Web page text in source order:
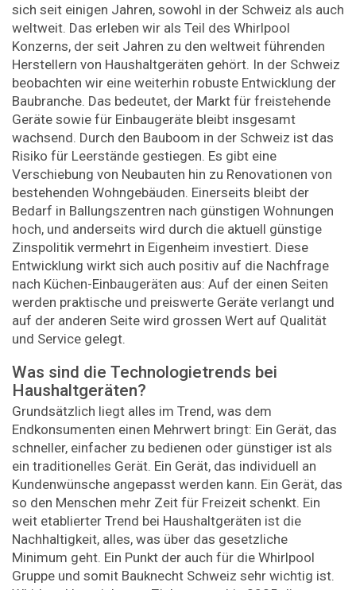
sich seit einigen Jahren, sowohl in der Schweiz als auch
weltweit. Das erleben wir als Teil des Whirlpool
Konzerns, der seit Jahren zu den weltweit führenden
Herstellern von Haushaltgeräten gehört. In der Schweiz
beobachten wir eine weiterhin robuste Entwicklung der
Baubranche. Das bedeutet, der Markt für freistehende
Geräte sowie für Einbaugeräte bleibt insgesamt
wachsend. Durch den Bauboom in der Schweiz ist das
Risiko für Leerstände gestiegen. Es gibt eine
Verschiebung von Neubauten hin zu Renovationen von
bestehenden Wohngebäuden. Einerseits bleibt der
Bedarf in Ballungszentren nach günstigen Wohnungen
hoch, und anderseits wird durch die aktuell günstige
Zinspolitik vermehrt in Eigenheim investiert. Diese
Entwicklung wirkt sich auch positiv auf die Nachfrage
nach Küchen-Einbaugeräten aus: Auf der einen Seiten
werden praktische und preiswerte Geräte verlangt und
auf der anderen Seite wird grossen Wert auf Qualität
und Service gelegt.
Was sind die Technologietrends bei
Haushaltgeräten?
Grundsätzlich liegt alles im Trend, was dem
Endkonsumenten einen Mehrwert bringt: Ein Gerät, das
schneller, einfacher zu bedienen oder günstiger ist als
ein traditionelles Gerät. Ein Gerät, das individuell an
Kundenwünsche angepasst werden kann. Ein Gerät, das
so den Menschen mehr Zeit für Freizeit schenkt. Ein
weit etablierter Trend bei Haushaltgeräten ist die
Nachhaltigkeit, alles, was über das gesetzliche
Minimum geht. Ein Punkt der auch für die Whirlpool
Gruppe und somit Bauknecht Schweiz sehr wichtig ist.